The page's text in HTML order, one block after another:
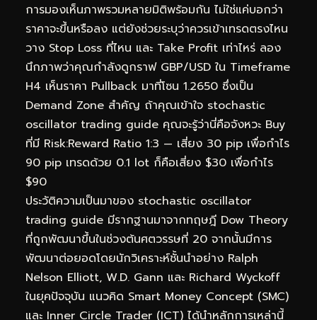
การมองเห็นภาพรวมหลายมิติพร้อมกัน ไม่ใช่แค่บอกว่า
ราคาจะขึ้นหรือลง แต่ยังช่วยระบุว่าควรเข้าเทรดตรงไหน
วาง Stop Loss ที่ไหน และ Take Profit เท่าไหร่ ลอง
นึกภาพว่าคุณกำลังดูกราฟ GBP/USD ใน Timeframe
H4 เห็นราคา Pullback มาที่โซน 1.2650 ซึ่งเป็น
Demand Zone สำคัญ ถ้าคุณเข้าใจ stochastic
oscillator trading guide คุณจะรู้ว่านี่คือจังหวะ Buy
ที่มี Risk:Reward Ratio 1:3 — เสี่ยง 30 pip เพื่อกำไร
90 pip เทรดด้วย 0.1 lot ก็คือเสี่ยง $30 เพื่อกำไร
$90
ประวัติความเป็นมาของ stochastic oscillator
trading guide มีรากฐานมาจากทฤษฎี Dow Theory
ที่ถูกพัฒนาขึ้นในช่วงต้นศตวรรษที่ 20 จากนั้นมีการ
พัฒนาต่อยอดโดยนักวิเคราะห์ชั้นนำอย่าง Ralph
Nelson Elliott, W.D. Gann และ Richard Wyckoff
ในยุคปัจจุบัน แนวคิด Smart Money Concept (SMC)
และ Inner Circle Trader (ICT) ได้นำหลักการเหล่านี้